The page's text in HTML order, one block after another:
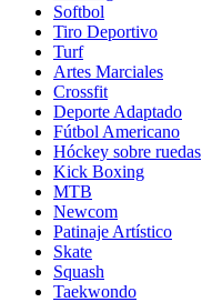
Softbol
Tiro Deportivo
Turf
Artes Marciales
Crossfit
Deporte Adaptado
Fútbol Americano
Hóckey sobre ruedas
Kick Boxing
MTB
Newcom
Patinaje Artístico
Skate
Squash
Taekwondo